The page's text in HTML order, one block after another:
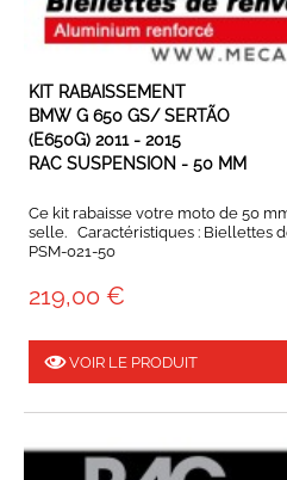
EXPÉDIÉ SOUS 3 À 5
KIT RABAISSEMENT
BMW G 650 GS/ SERTÃO
(E650G) 2011 - 2015
RAC SUSPENSION - 50 MM
Ce kit rabaisse votre moto de 50
selle. Caractéristiques : Biellettes
PSM-021-50
219,00 €
VOIR LE PRODUIT